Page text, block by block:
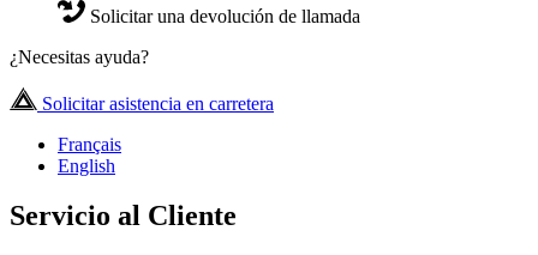
Solicitar una devolución de llamada
¿Necesitas ayuda?
Solicitar asistencia en carretera
Français
English
Servicio al Cliente